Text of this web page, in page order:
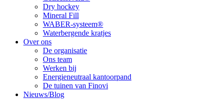
Dry hockey
Mineral Fill
WABER-systeem®
Waterbergende kratjes
Over ons
De organisatie
Ons team
Werken bij
Energieneutraal kantoorpand
De tuinen van Finovi
Nieuws/Blog